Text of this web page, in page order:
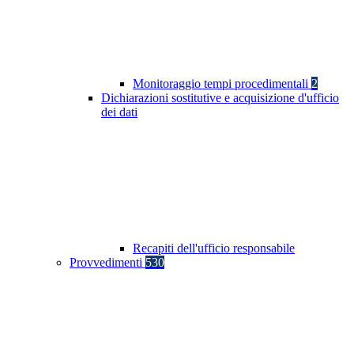
Monitoraggio tempi procedimentali 2
Dichiarazioni sostitutive e acquisizione d'ufficio
dei dati
Recapiti dell'ufficio responsabile
Provvedimenti 530